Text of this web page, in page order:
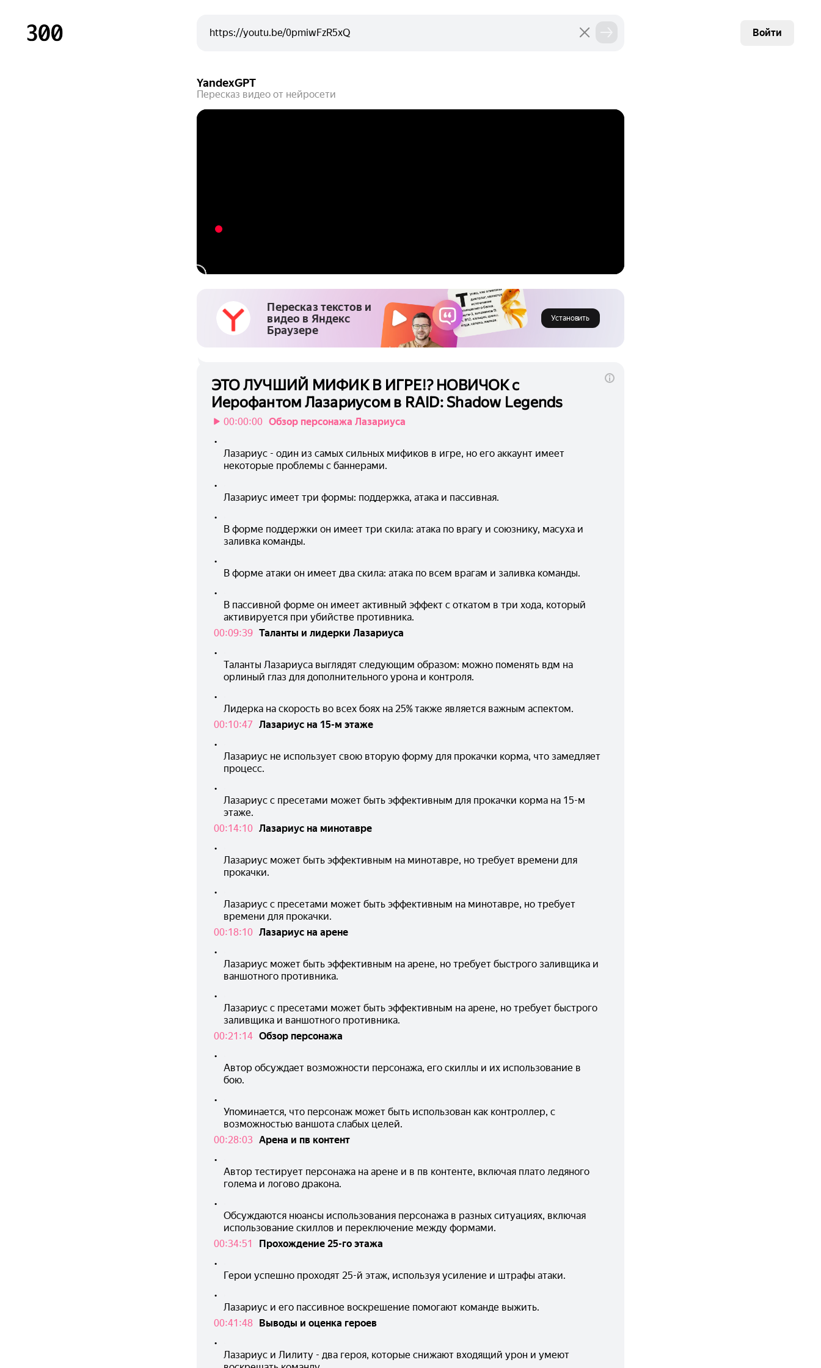
YandexGPT
Пересказ видео от нейросети
Пересказ текстов и
видео в Яндекс
Браузере
Установить
ЭТО ЛУЧШИЙ МИФИК В ИГРЕ!? НОВИЧОК с
Иерофантом Лазариусом в RAID: Shadow Legends
00:00:00 Обзор персонажа Лазариуса
Лазариус - один из самых сильных мификов в игре, но его аккаунт имеет
некоторые проблемы с баннерами.
Лазариус имеет три формы: поддержка, атака и пассивная.
В форме поддержки он имеет три скила: атака по врагу и союзнику, масуха и
заливка команды.
В форме атаки он имеет два скила: атака по всем врагам и заливка команды.
В пассивной форме он имеет активный эффект с откатом в три хода, который
активируется при убийстве противника.
00:09:39 Таланты и лидерки Лазариуса
Таланты Лазариуса выглядят следующим образом: можно поменять вдм на
орлиный глаз для дополнительного урона и контроля.
Лидерка на скорость во всех боях на 25% также является важным аспектом.
00:10:47 Лазариус на 15-м этаже
Лазариус не использует свою вторую форму для прокачки корма, что замедляет
процесс.
Лазариус с пресетами может быть эффективным для прокачки корма на 15-м
этаже.
00:14:10 Лазариус на минотавре
Лазариус может быть эффективным на минотавре, но требует времени для
прокачки.
Лазариус с пресетами может быть эффективным на минотавре, но требует
времени для прокачки.
00:18:10 Лазариус на арене
Лазариус может быть эффективным на арене, но требует быстрого заливщика и
ваншотного противника.
Лазариус с пресетами может быть эффективным на арене, но требует быстрого
заливщика и ваншотного противника.
00:21:14 Обзор персонажа
Автор обсуждает возможности персонажа, его скиллы и их использование в
бою.
Упоминается, что персонаж может быть использован как контроллер, с
возможностью ваншота слабых целей.
00:28:03 Арена и пв контент
Автор тестирует персонажа на арене и в пв контенте, включая плато ледяного
голема и логово дракона.
Обсуждаются нюансы использования персонажа в разных ситуациях, включая
использование скиллов и переключение между формами.
00:34:51
Прохождение 25-го этажа
Герои успешно проходят 25-й этаж, используя усиление и штрафы атаки.
Лазариус и его пассивное воскрешение помогают команде выжить.
00:41:48 Выводы и оценка героев
Лазариус и Лилиту - два героя, которые снижают входящий урон и умеют
Войти